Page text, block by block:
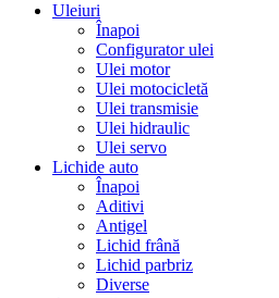
Uleiuri
Înapoi
Configurator ulei
Ulei motor
Ulei motocicletă
Ulei transmisie
Ulei hidraulic
Ulei servo
Lichide auto
Înapoi
Aditivi
Antigel
Lichid frână
Lichid parbriz
Diverse